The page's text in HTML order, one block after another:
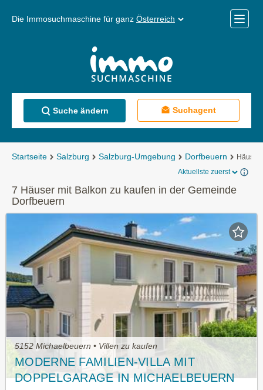
Die Immosuchmaschine für ganz Österreich
Menü
Suche ändern Suchagent
Startseite Salzburg Salzburg-Umgebung Dorfbeuern
Häuser
Aktuellste zuerst
7 Häuser mit Balkon zu kaufen in der Gemeinde
Dorfbeuern
5152 Michaelbeuern • Villen zu kaufen
MODERNE FAMILIEN-VILLA MIT
DOPPELGARAGE IN MICHAELBEUERN